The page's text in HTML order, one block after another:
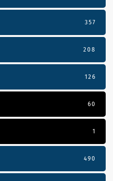
357
208
126
60
1
490